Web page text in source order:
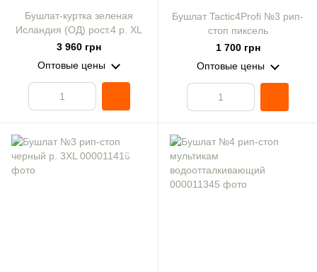
Бушлат-куртка зеленая
Исландия (ОД) рост.4 р. XL
3 960 грн
Оптовые цены
Бушлат Tactic4Profi №3 рип-
стоп пиксель
1 700 грн
Оптовые цены